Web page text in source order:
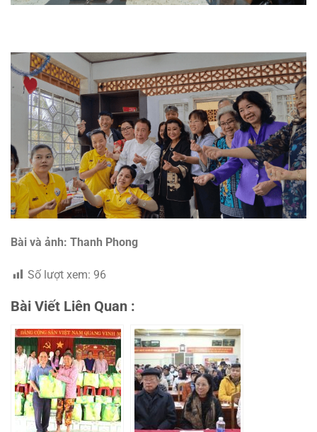
Bài và ảnh: Thanh Phong
Số lượt xem: 96
Bài Viết Liên Quan :